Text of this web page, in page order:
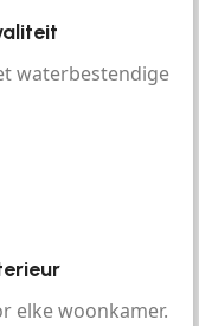
waterbestendige
elke woonkamer.